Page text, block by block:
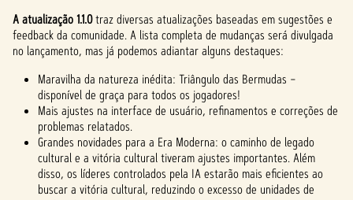
A atualização 1.1.0traz diversas atualizações baseadas em sugestões e
feedback da comunidade. A lista completa de mudanças será divulgada
no lançamento, mas já podemos adiantar alguns destaques:
Maravilha da natureza inédita: Triângulo das Bermudas –
disponível de graça para todos os jogadores!
Mais ajustes na interface de usuário, refinamentos e correções de
problemas relatados.
Grandes novidades para a Era Moderna: o caminho de legado
cultural e a vitória cultural tiveram ajustes importantes. Além
disso, os líderes controlados pela IA estarão mais eficientes ao
buscar a vitória cultural, reduzindo o excesso de unidades de